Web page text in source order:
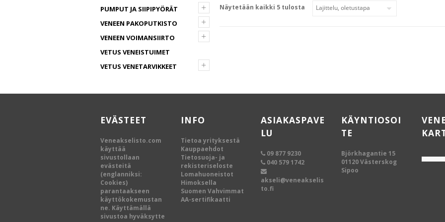
+
PUMPUT JA SIIPIPYÖRÄT
+
VENEEN PAKOPUTKISTO
+
VENEEN VOIMANSIIRTO
VETUS VENEISTUIMET
+
VETUS VENETARVIKKEET
Näytetään kaikki 5 tulosta
EVÄSTEET
Veneakselisto.com
käyttää
sivustollaan
evästeitä
(englanniksi:
Cookies)
parantaakseen
käyttökokemustan
ne. Käyttämällä
sivustoa hyväksytte
INFO
Tietoa yrityksestä
Kauppaehdot
Tietosuoja- ja
rekisteriseloste
Lomahuoneistot
Himoksella
Suomen Vahvimmat
AA-sertifikaatti
ASIAKASPAVE
LU
09 877 9230
040 579 1742
akseli@veneakselis
to.fi
KÄYNTIOSOI
TE
Björkhagantie 15
01120 Västerskog
Sipoo